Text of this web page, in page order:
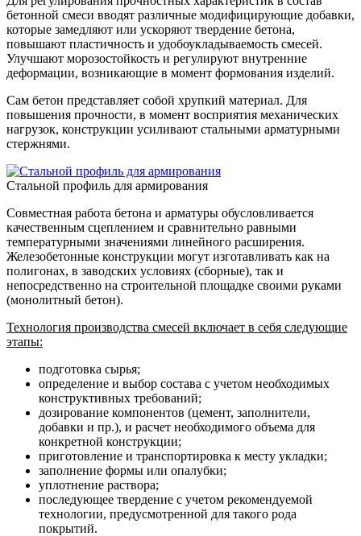
бетонной смеси вводят различные модифицирующие добавки,
которые замедляют или ускоряют твердение бетона,
повышают пластичность и удобоукладываемость смесей.
Улучшают морозостойкость и регулируют внутренние
деформации, возникающие в момент формования изделий.
Сам бетон представляет собой хрупкий материал. Для
повышения прочности, в момент восприятия механических
нагрузок, конструкции усиливают стальными арматурными
стержнями.
Стальной профиль для армирования
Совместная работа бетона и арматуры обусловливается
качественным сцеплением и сравнительно равными
температурными значениями линейного расширения.
Железобетонные конструкции могут изготавливать как на
полигонах, в заводских условиях (сборные), так и
непосредственно на строительной площадке своими руками
(монолитный бетон).
Технология производства смесей включает в себя следующие
этапы:
подготовка сырья;
определение и выбор состава с учетом необходимых
конструктивных требований;
дозирование компонентов (цемент, заполнители,
добавки и пр.), и расчет необходимого объема для
конкретной конструкции;
приготовление и транспортировка к месту укладки;
заполнение формы или опалубки;
уплотнение раствора;
последующее твердение с учетом рекомендуемой
технологии, предусмотренной для такого рода
покрытий.